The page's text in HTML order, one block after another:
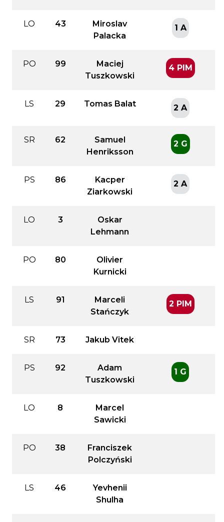
LO 43
Miroslav
Palacka
1 A
PO 99
Maciej
Tuszkowski
4 PIM
LS 29 Tomas Balat 2 A
SR 62
Samuel
Henriksson
2 G
PS 86
Kacper
Ziarkowski
2 A
LO 3
Oskar
Lehmann
PO 80
Olivier
Kurnicki
LS 91
Marceli
Stańczyk
2 PIM
SR 73 Jakub Vitek
PS 92
Adam
Tuszkowski
1 G
LO 8
Marcel
Sawicki
PO 38
Franciszek
Polczyński
LS 46
Yevhenii
Shulha